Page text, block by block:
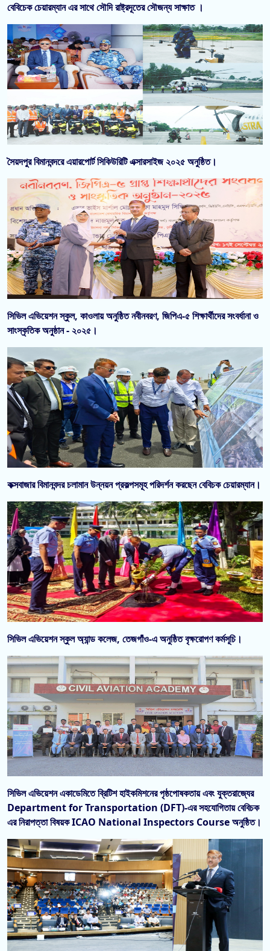
বেবিচেক চেয়ারম্যান এর সাথে সৌদি রাষ্ট্রদূতের সৌজন্য সাক্ষাত ।
সৈয়দপুর বিমানবন্দরে এয়ারপোর্ট সিকিউরিটি এক্সারসাইজ ২০২৫ অনুষ্ঠিত।
সিভিল এভিয়েশন স্কুল, কাওলায় অনুষ্ঠিত নবীনবরণ, জিপিএ-৫ শিক্ষার্থীদের সংবর্ধানা ও
সাংস্কৃতিক অনুষ্ঠান - ২০২৫।
কক্সবাজার বিমানবন্দর চলামান উন্নয়ন প্রকল্পসমূহ পরিদর্শন করছেন বেবিচক চেয়ারম্যান।
সিভিল এভিয়েশন স্কুল অ্যান্ড কলেজ, তেজগাঁও-এ অনুষ্ঠিত বৃক্ষরোপণ কর্মসূচি।
সিভিল এভিয়েশন একাডেমিতে ব্রিটিশ হাইকমিশনের পৃষ্ঠপোষকতায় এবং যুক্তরাজ্যের
Department for Transportation (DFT)-এর সহযোগিতায় বেবিচক
এর নিরাপত্তা বিষয়ক ICAO National Inspectors Course অনুষ্ঠিত।